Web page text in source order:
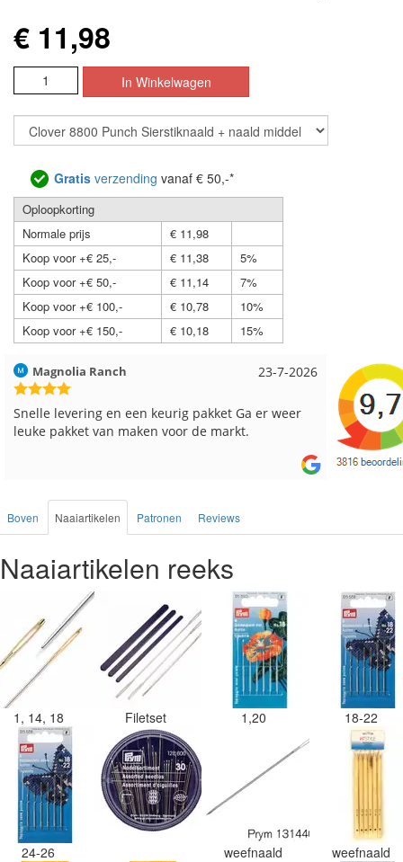
€ 11,98
Gratis verzending vanaf € 50,-*
Oploopkorting
Normale prijs
€ 11,98
Koop voor +€ 25,-
€ 11,38
5%
Koop voor +€ 50,-
€ 11,14
7%
Koop voor +€ 100,-
€ 10,78
10%
Koop voor +€ 150,-
€ 10,18 15%
17-7-2026
Hilde uit Loyers
Reeds meerdere keren breigaren en breinaalden
besteld, altijd heel tevreden over de service.
Loes uit
Snelle
Boven Naaiartikelen Patronen Reviews
Naaiartikelen reeks
1, 14, 18 Filetset 1,20 18-22
24-26 weefnaald weefnaald